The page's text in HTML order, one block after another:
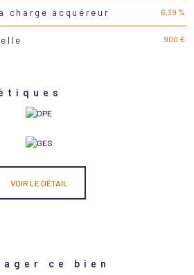
charge acquéreur 6,39 %
900 €
VOIR LE DÉTAIL
ce bien